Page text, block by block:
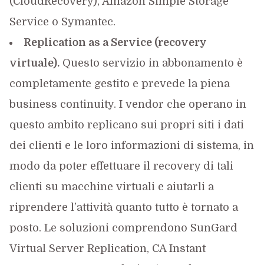
Service o Symantec.
Replication as a Service (recovery
virtuale).Questo servizio in abbonamento è
completamente gestito e prevede la piena
business continuity. I vendor che operano in
questo ambito replicano sui propri siti i dati
dei clienti e le loro informazioni di sistema, in
modo da poter effettuare il recovery di tali
clienti su macchine virtuali e aiutarli a
riprendere l’attività quanto tutto è tornato a
posto. Le soluzioni comprendono SunGard
Virtual Server Replication, CA Instant